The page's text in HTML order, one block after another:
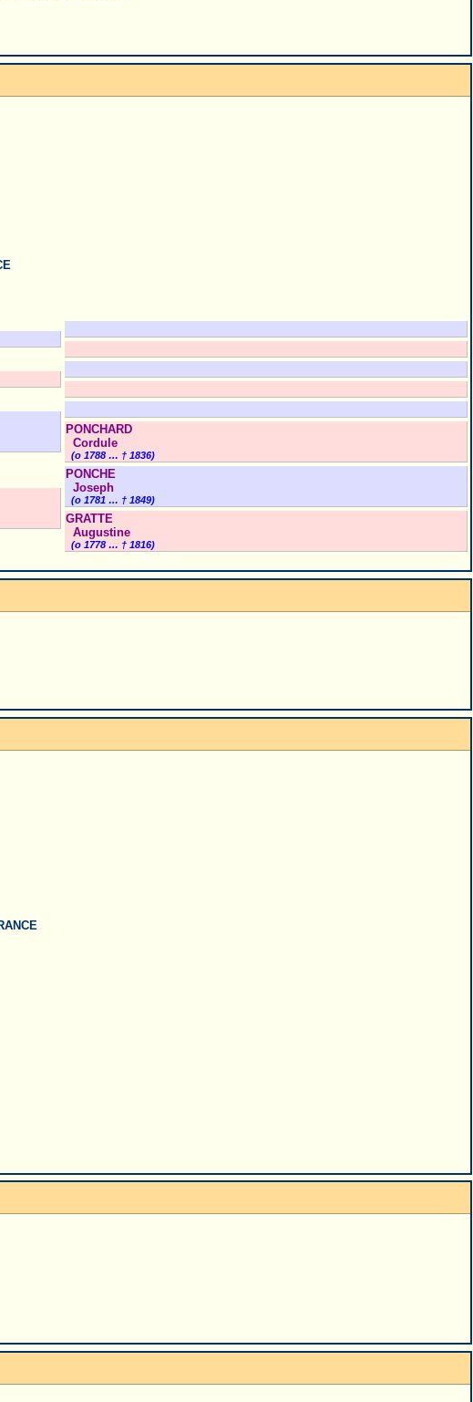
PONCHARD
Cordule
(o 1788 … † 1836)
PONCHE
Joseph
(o 1781 … † 1849)
GRATTE
Augustine
(o 1778 … † 1816)